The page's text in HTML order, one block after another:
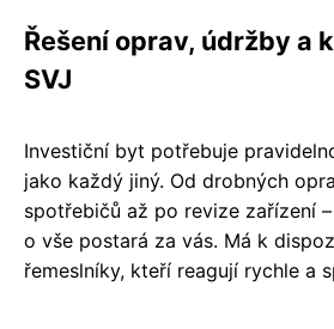
Řešení oprav, údržby a
SVJ
Investiční byt potřebuje
jako každý jiný. Od drobných
spotřebičů až po revize zařízení
o vše postará za vás. Má k
řemeslníky, kteří reagují rychle a